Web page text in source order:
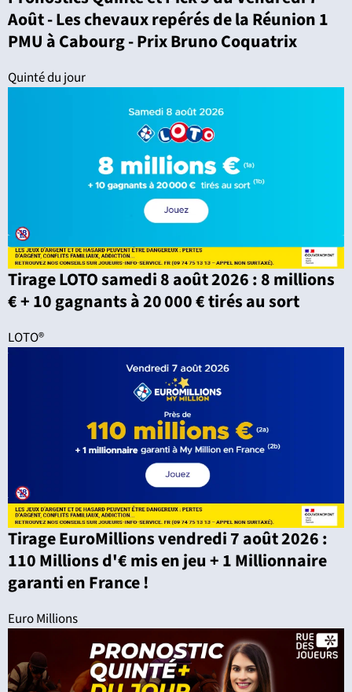
Août - Les chevaux repérés de la Réunion 1
PMU à Cabourg - Prix Bruno Coquatrix
Quinté du jour
Tirage LOTO samedi 8 août 2026 : 8 millions
€ + 10 gagnants à 20 000 € tirés au sort
LOTO®
Tirage EuroMillions vendredi 7 août 2026 :
110 Millions d'€ mis en jeu + 1 Millionnaire
garanti en France !
Euro Millions